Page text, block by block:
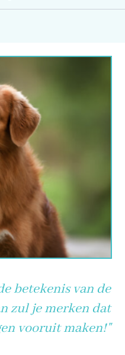
betekenisvan de
zul je merken dat
vooruit maken!"